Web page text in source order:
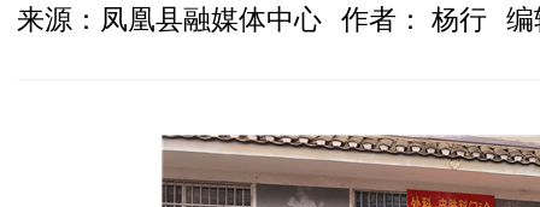
来源：凤凰县融媒体中心 作者： 杨行